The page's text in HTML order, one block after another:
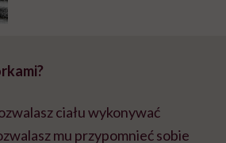
ciału wykonywać
mu przypomnieć sobie